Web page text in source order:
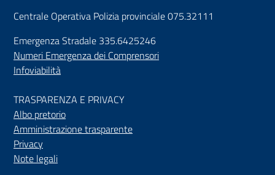
Centrale Operativa Polizia provinciale 075.32111
Emergenza Stradale 335.6425246
Numeri Emergenza dei Comprensori
Infoviabilità
TRASPARENZA E PRIVACY
Albo pretorio
Amministrazione trasparente
Privacy
Note legali